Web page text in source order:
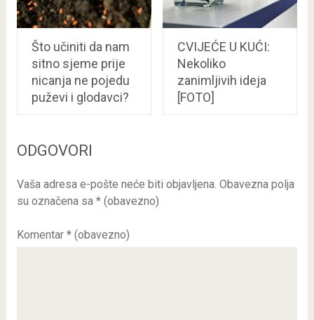
Što učiniti da nam
sitno sjeme prije
nicanja ne pojedu
puževi i glodavci?
CVIJEĆE U KUĆI:
Nekoliko
zanimljivih ideja
[FOTO]
ODGOVORI
Vaša adresa e-pošte neće biti objavljena. Obavezna polja
su označena sa * (obavezno)
Komentar * (obavezno)